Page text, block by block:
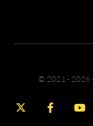
© 2021 - 2026